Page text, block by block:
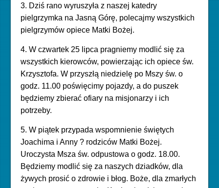
3. Dziś rano wyruszyła z naszej katedry
pielgrzymka na Jasną Górę, polecajmy wszystkich
pielgrzymów opiece Matki Bożej.
4. W czwartek 25 lipca pragniemy modlić się za
wszystkich kierowców, powierzając ich opiece św.
Krzysztofa. W przyszłą niedzielę po Mszy św. o
godz. 11.00 poświęcimy pojazdy, a do puszek
będziemy zbierać ofiary na misjonarzy i ich
potrzeby.
5. W piątek przypada wspomnienie świętych
Joachima i Anny ? rodziców Matki Bożej.
Uroczysta Msza św. odpustowa o godz. 18.00.
Będziemy modlić się za naszych dziadków, dla
żywych prosić o zdrowie i błog. Boże, dla zmarłych